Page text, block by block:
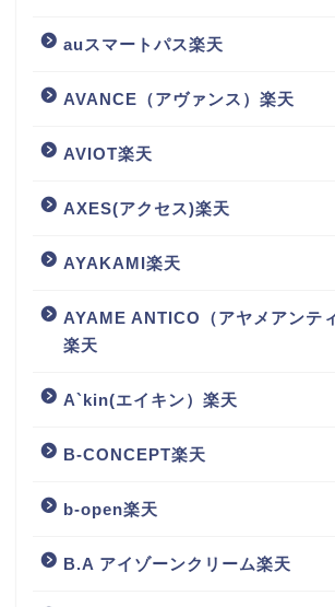
auスマートパス楽天
AVANCE（アヴァンス）楽天
AVIOT楽天
AXES(アクセス)楽天
AYAKAMI楽天
AYAME ANTICO（アヤメアンテ
楽天
A`kin(エイキン）楽天
B-CONCEPT楽天
b-open楽天
B.A アイゾーンクリーム楽天